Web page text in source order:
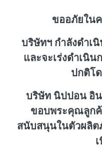
ขออภัยใน
บริษัทฯ กำลังดำเ
และจะเร่งดำเนิน
ปกติโ
บริษัท นิปปอน อิน
ขอบพระคุณลูก
สนับสนุนในตัวผลิ